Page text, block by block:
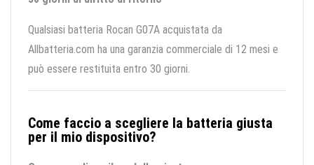
Qualsiasi batteria Rocan G07A acquistata da
Allbatteria.com ha una garanzia commerciale di 12 mesi e
può essere restituita entro 30 giorni.
Come faccio a scegliere la batteria giusta
per il mio dispositivo?